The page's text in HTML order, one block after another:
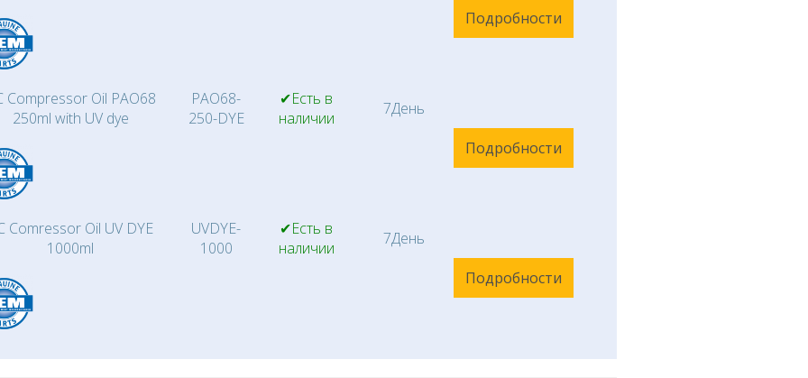
Подробности
Compressor Oil PAO68
250ml with UV dye
PAO68-
250-DYE
✔Есть в
наличии
7День
Подробности
Comressor Oil UV DYE
1000ml
UVDYE-
1000
✔Есть в
наличии
7День
Подробности